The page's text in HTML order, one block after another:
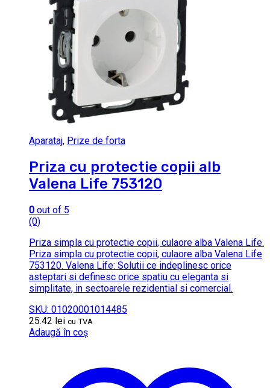
Aparataj, Prize de forta
Priza cu protectie copii alb
Valena Life 753120
0 out of 5
(0)
Priza simpla cu protectie copii, culaore alba Valena Life.
Priza simpla cu protectie copii, culaore alba Valena Life
753120. Valena Life: Solutii ce indeplinesc orice
asteptari si definesc orice spatiu cu eleganta si
simplitate, in sectoarele rezidential si comercial.
SKU: 01020001014485
25.42 lei cu TVA
Adaugă în coș